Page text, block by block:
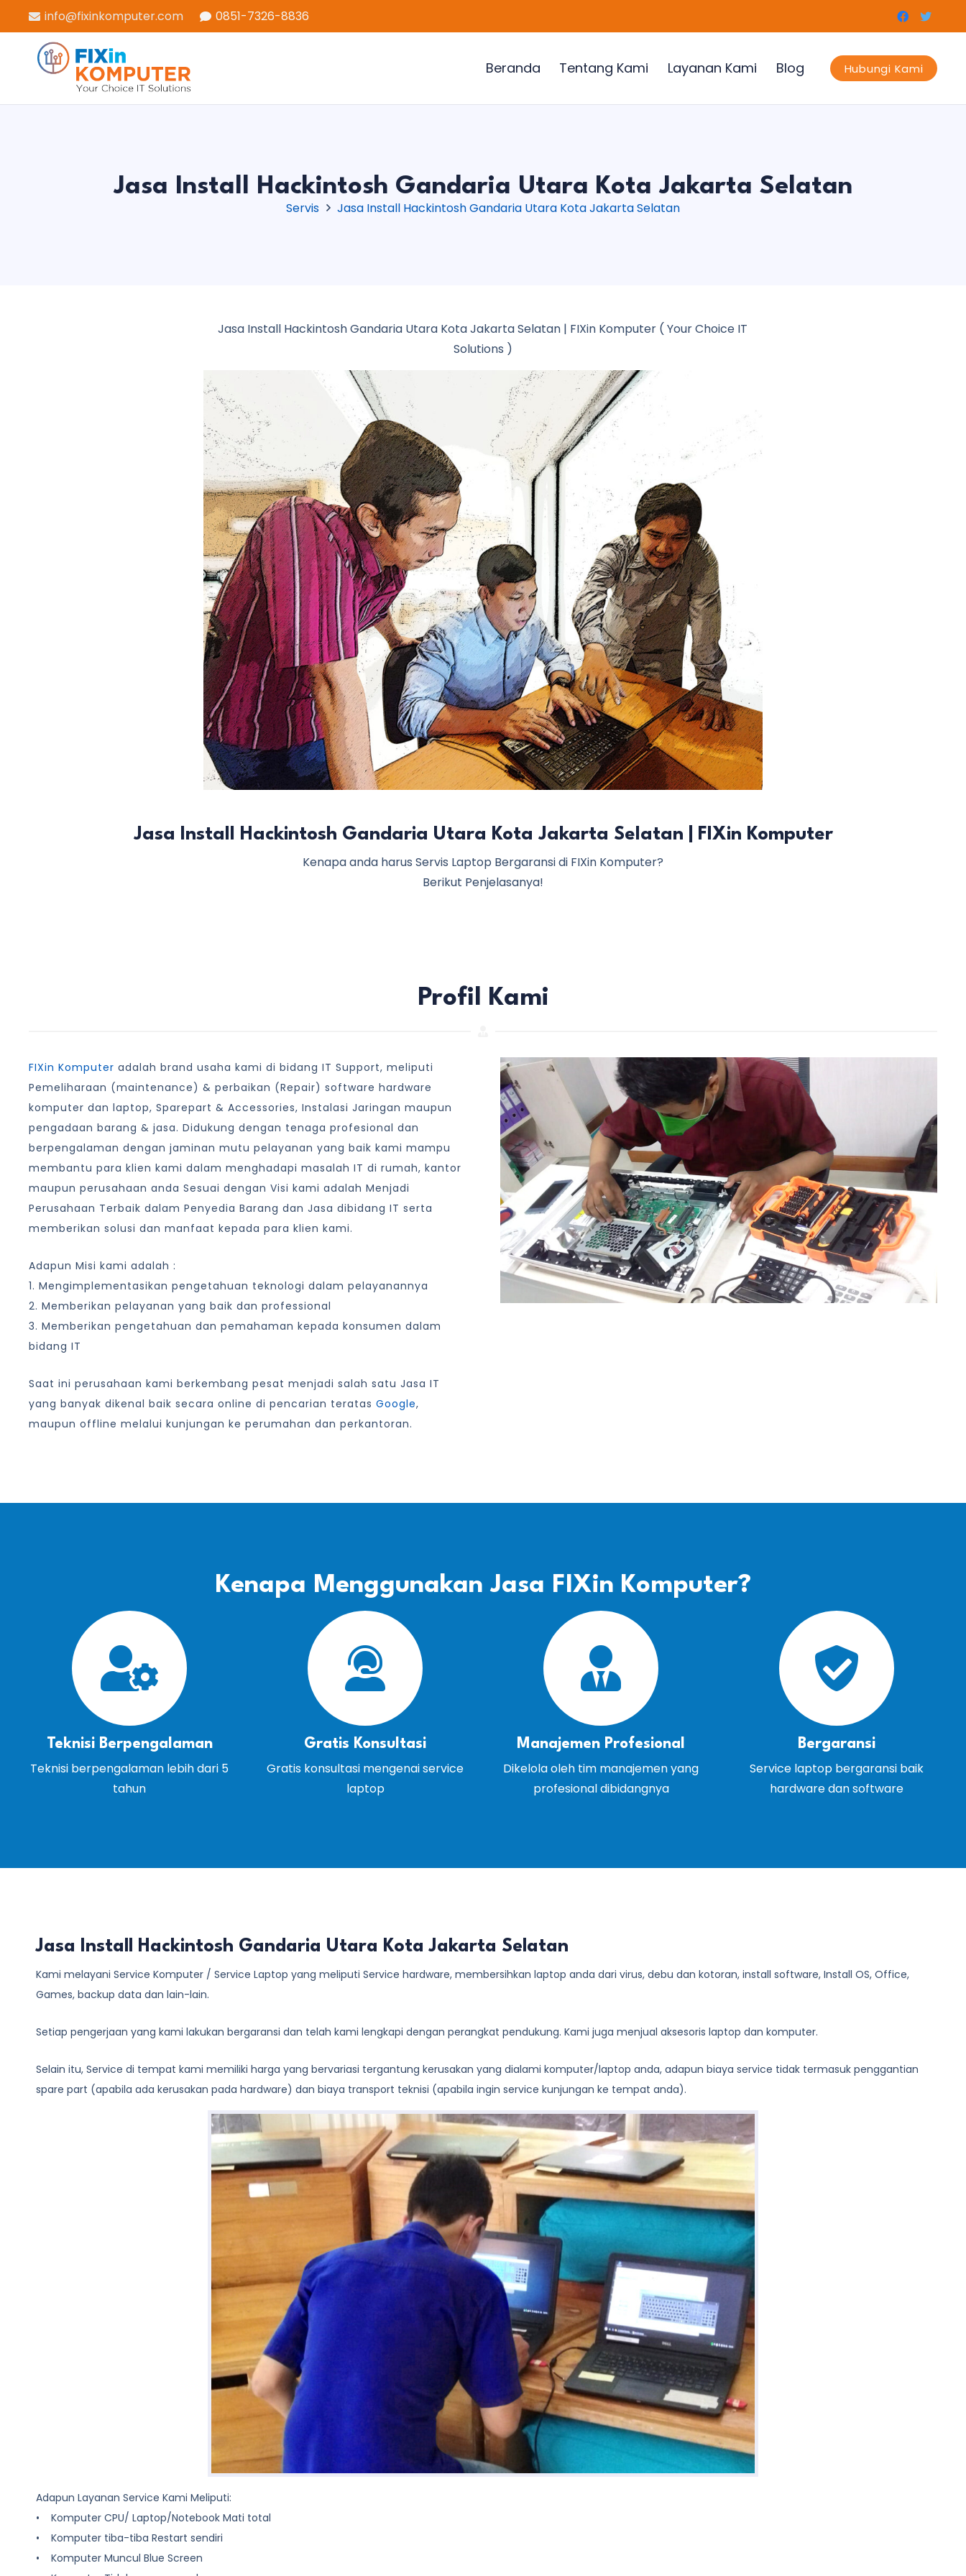
info@fixinkomputer.com 0851-7326-8836
Beranda Tentang Kami Layanan Kami Blog Hubungi Kami
Jasa Install Hackintosh Gandaria Utara Kota Jakarta Selatan
Servis Jasa Install Hackintosh Gandaria Utara Kota Jakarta Selatan
Jasa Install Hackintosh Gandaria Utara Kota Jakarta Selatan | FIXin Komputer ( Your Choice IT
Solutions )
Jasa Install Hackintosh Gandaria Utara Kota Jakarta Selatan | FIXin Komputer
Kenapa anda harus Servis Laptop Bergaransi di FIXin Komputer?
Berikut Penjelasanya!
Profil Kami
FIXin Komputer adalah brand usaha kami di bidang IT Support, meliputi
Pemeliharaan (maintenance) & perbaikan (Repair) software hardware
komputer dan laptop, Sparepart & Accessories, Instalasi Jaringan maupun
pengadaan barang & jasa. Didukung dengan tenaga profesional dan
berpengalaman dengan jaminan mutu pelayanan yang baik kami mampu
membantu para klien kami dalam menghadapi masalah IT di rumah, kantor
maupun perusahaan anda Sesuai dengan Visi kami adalah Menjadi
Perusahaan Terbaik dalam Penyedia Barang dan Jasa dibidang IT serta
memberikan solusi dan manfaat kepada para klien kami.
Adapun Misi kami adalah :
1. Mengimplementasikan pengetahuan teknologi dalam pelayanannya
2. Memberikan pelayanan yang baik dan professional
3. Memberikan pengetahuan dan pemahaman kepada konsumen dalam
bidang IT
Saat ini perusahaan kami berkembang pesat menjadi salah satu Jasa IT
yang banyak dikenal baik secara online di pencarian teratas Google,
maupun offline melalui kunjungan ke perumahan dan perkantoran.
Kenapa Menggunakan Jasa FIXin Komputer?
Teknisi Berpengalaman
Teknisi berpengalaman lebih dari 5
tahun
Gratis Konsultasi
Gratis konsultasi mengenai service
laptop
Manajemen Profesional
Dikelola oleh tim manajemen yang
profesional dibidangnya
Bergaransi
Service laptop bergaransi baik
hardware dan software
Jasa Install Hackintosh Gandaria Utara Kota Jakarta Selatan
Kami melayani Service Komputer / Service Laptop yang meliputi Service hardware, membersihkan laptop anda dari virus, debu dan kotoran, install software, Install OS, Office,
Games, backup data dan lain-lain.
Setiap pengerjaan yang kami lakukan bergaransi dan telah kami lengkapi dengan perangkat pendukung. Kami juga menjual aksesoris laptop dan komputer.
Selain itu, Service di tempat kami memiliki harga yang bervariasi tergantung kerusakan yang dialami komputer/laptop anda, adapun biaya service tidak termasuk penggantian
spare part (apabila ada kerusakan pada hardware) dan biaya transport teknisi (apabila ingin service kunjungan ke tempat anda).
Adapun Layanan Service Kami Meliputi:
• Komputer CPU/ Laptop/Notebook Mati total
• Komputer tiba-tiba Restart sendiri
• Komputer Muncul Blue Screen